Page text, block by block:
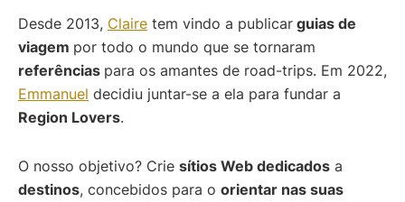
Desde 2013, Claire tem vindo a publicar guias de
viagem por todo o mundo que se tornaram
referências para os amantes de road-trips. Em 2022,
Emmanuel decidiu juntar-se a ela para fundar a
Region Lovers.
O nosso objetivo? Crie sítios Web dedicados a
destinos, concebidos para o orientar nas suas